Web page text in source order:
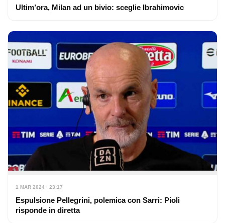
Ultim’ora, Milan ad un bivio: sceglie Ibrahimovic
1 MAR 2024 · 23:17
Espulsione Pellegrini, polemica con Sarri: Pioli
risponde in diretta